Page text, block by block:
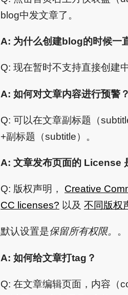
blog中发文章了。
A: 为什么创建blog的时候一
Q: 现在暂时不支持直接创建
A: 如何对文章内容进行预警？
Q: 可以在文章副标题（
+副标题（subtitle）。
A: 文章发布页面的 License
Q: 版权声明， Creative
CC licenses? 以及 不同版权
默认设置是保留所有权限。 。
A: 如何给文章打tag？
Q: 在文章编辑页面，内容（